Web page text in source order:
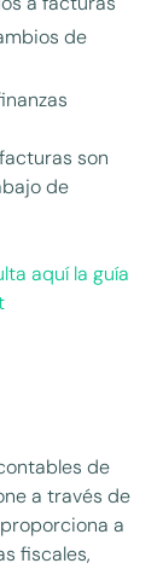
de
son
de
aquí la guía
de
a través de
proporciona a
fiscales,